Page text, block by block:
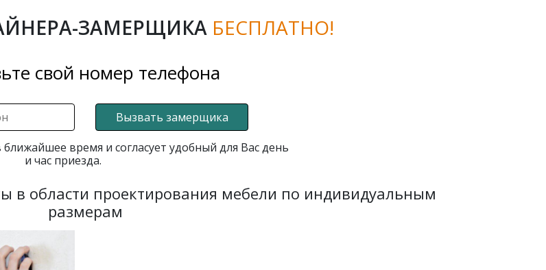
ЗАМЕРЩИКА БЕСПЛАТНО!
свой номер телефона
Вызвать замерщика
время и согласует удобный для Вас день
и час приезда.
в области проектирования мебели по индивидуальным
размерам